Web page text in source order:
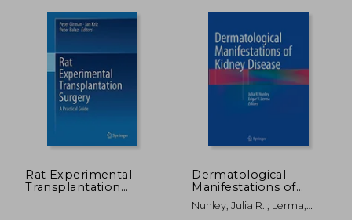
Rat Experimental
Transplantation
Dermatological
Manifestations of
Kidney Disease (en
Inglés)
Nunley, Julia R. ; Lerma,